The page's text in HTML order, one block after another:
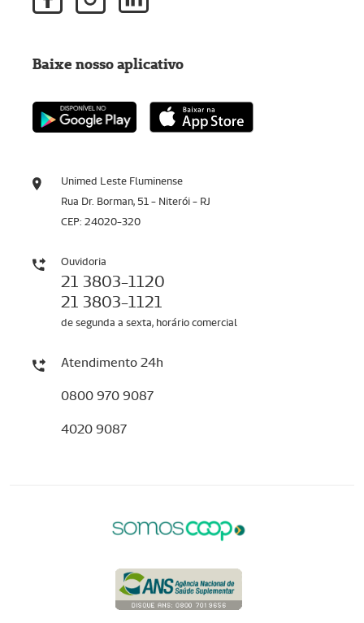
Unimed Leste Fluminense
Rua Dr. Borman, 51 - Niterói - RJ
CEP: 24020-320
Ouvidoria
21 3803-1120
21 3803-1121
de segunda a sexta, horário comercial
Atendimento 24h
0800 970 9087
4020 9087
Baixe nosso aplicativo